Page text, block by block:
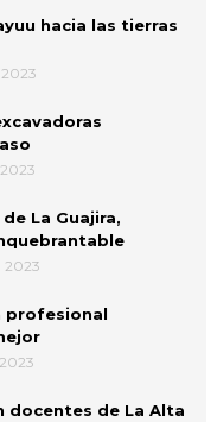
hacia las tierras
La Guajira,
2023
profesional
docentes de La Alta